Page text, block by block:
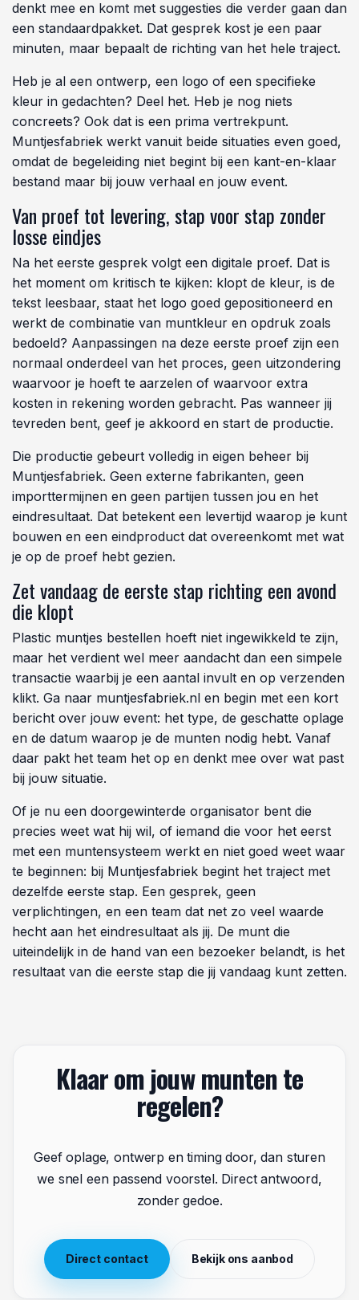
Plastic muntjes bestellen bij
Muntjesfabriek
Geen catalogus maar een gesprek dat verder
gaat
In plaats van te scrollen door een aanbod, begint het
met een gesprek over jouw event. Geef via
muntjesfabriek.nl jouw eventtype, gewenste oplage en
deadline door, en ontvang snel een voorstel dat is
afgestemd op jouw situatie. Het team stelt vragen,
denkt mee en komt met suggesties die verder gaan dan
een standaardpakket. Dat gesprek kost je een paar
minuten, maar bepaalt de richting van het hele traject.
Heb je al een ontwerp, een logo of een specifieke
kleur in gedachten? Deel het. Heb je nog niets
concreets? Ook dat is een prima vertrekpunt.
Muntjesfabriek werkt vanuit beide situaties even goed,
bestand maar bij jouw verhaal en jouw event.
Van proef tot levering, stap voor stap zonder
losse eindjes
Na het eerste gesprek volgt een digitale proef. Dat is
het moment om kritisch te kijken: klopt de kleur, is de
tekst leesbaar, staat het logo goed gepositioneerd en
werkt de combinatie van muntkleur en opdruk zoals
bedoeld? Aanpassingen na deze eerste proef zijn een
normaal onderdeel van het proces, geen uitzondering
waarvoor je hoeft te aarzelen of waarvoor extra
kosten in rekening worden gebracht. Pas wanneer jij
tevreden bent, geef je akkoord en start de productie.
Die productie gebeurt volledig in eigen beheer bij
Muntjesfabriek. Geen externe fabrikanten, geen
importtermijnen en geen partijen tussen jou en het
bouwen en een eindproduct dat overeenkomt met wat
je op de proef hebt gezien.
Zet vandaag de eerste stap richting een avond
die klopt
Plastic muntjes bestellen hoeft niet ingewikkeld te zijn,
maar het verdient wel meer aandacht dan een simpele
transactie waarbij je een aantal invult en op verzenden
klikt. Ga naar muntjesfabriek.nl en begin met een kort
Of je nu een doorgewinterde organisator bent die
precies weet wat hij wil, of iemand die voor het eerst
te beginnen: bij Muntjesfabriek begint het traject met
dezelfde eerste stap. Een gesprek, geen
verplichtingen, en een team dat net zo veel waarde
uiteindelijk in de hand van een bezoeker belandt, is het
resultaat van die eerste stap die jij vandaag kunt zetten.